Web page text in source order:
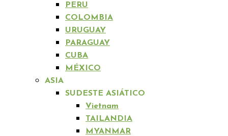
PERU
COLOMBIA
URUGUAY
PARAGUAY
CUBA
MÉXICO
ASIA
SUDESTE ASIÁTICO
Vietnam
TAILANDIA
MYANMAR